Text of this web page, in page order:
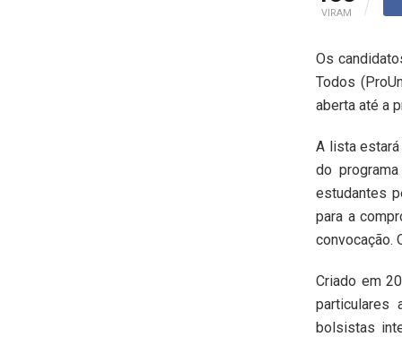
VIRAM
Os
Todos
aberta até a
A lista
do
estudantes
para a
convocação.
Criado em
particulares
bolsistas